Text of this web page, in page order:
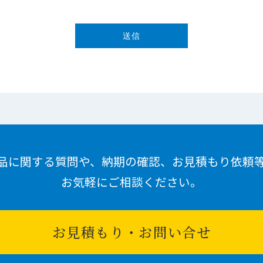
に関する質問や、納期の確認、お見積もり依頼
お気軽にご相談ください。
お見積もり・お問い合せ